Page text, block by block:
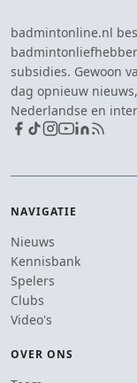
badmintonline.nl
subsidies. Gewoon
dag opnieuw
Nederlandse en
NAVIGATIE
Nieuws
Kennisbank
Spelers
Clubs
Video's
OVER ONS